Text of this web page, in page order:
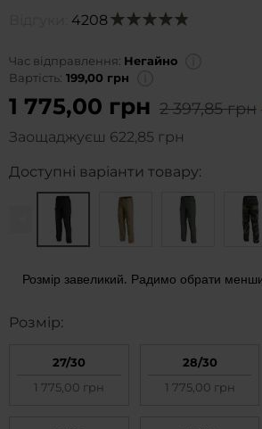
4208Оцінка:
Час відправлення: Негайно
Вартість: 199,00 грн
1 775,00 грн 2 397,85 грн
Заощаджуєш 622,85 грн
Доступні варіанти товару:
Розмір завеликий. Радимо обрати
Pозмір:
27/30
1 775,00 грн
28/30
1 775,00 грн